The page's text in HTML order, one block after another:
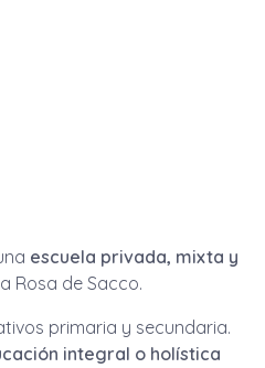
escuela privada, mixta y
Rosa de Sacco.
primaria y secundaria.
integral o holística